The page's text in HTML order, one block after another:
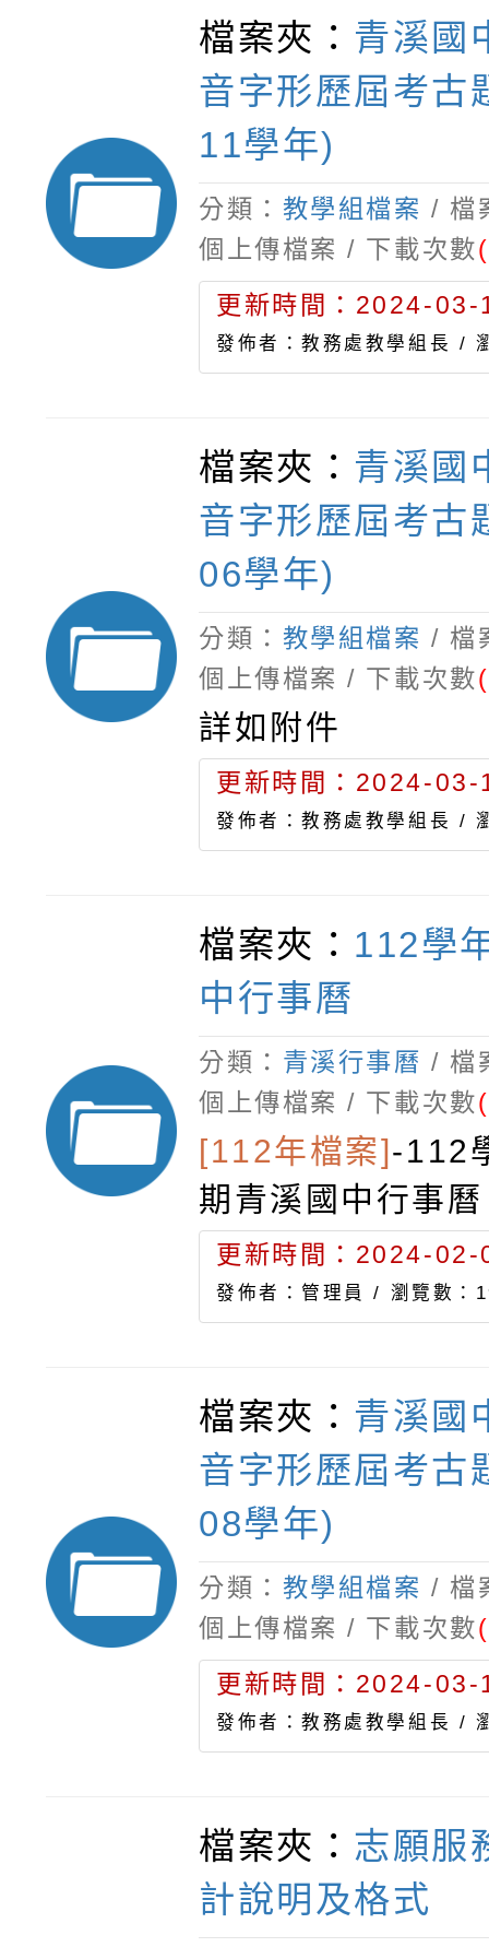
檔案夾： 青溪國
音字形歷屆考古
11學年)
分類： 教學組檔案 / 檔
個上傳檔案 / 下載次數
更新時間：2024-
發佈者：教務處教學組長 /
檔案夾： 青溪國
音字形歷屆考古
06學年)
分類： 教學組檔案 / 檔
個上傳檔案 / 下載次數
詳如附件
更新時間：2024-
發佈者：教務處教學組長 /
檔案夾： 112學
中行事曆
分類： 青溪行事曆 / 檔
個上傳檔案 / 下載次數
[112年檔案]-112
期青溪國中行事曆
更新時間：2024-
發佈者：管理員 / 瀏覽數：
檔案夾： 青溪國
音字形歷屆考古
08學年)
分類： 教學組檔案 / 檔
個上傳檔案 / 下載次數
更新時間：2024-
發佈者：教務處教學組長 /
檔案夾： 志願服
計說明及格式